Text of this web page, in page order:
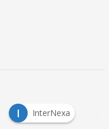
I InterNexa